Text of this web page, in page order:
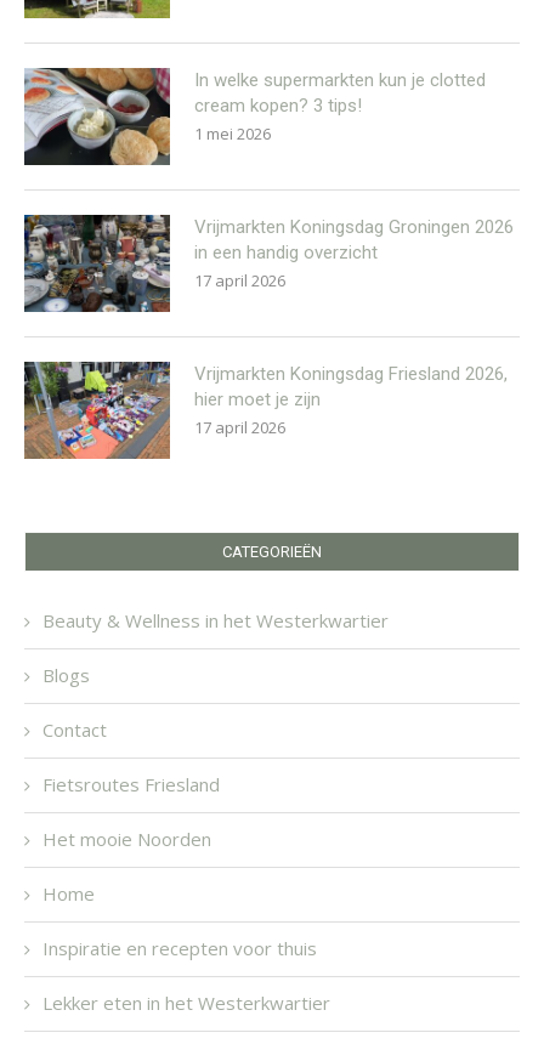
In welke supermarkten kun je clotted
cream kopen? 3 tips!
1 mei 2026
Vrijmarkten Koningsdag Groningen 2026
in een handig overzicht
17 april 2026
Vrijmarkten Koningsdag Friesland 2026,
hier moet je zijn
17 april 2026
CATEGORIEËN
Beauty & Wellness in het Westerkwartier
Blogs
Contact
Fietsroutes Friesland
Het mooie Noorden
Home
Inspiratie en recepten voor thuis
Lekker eten in het Westerkwartier